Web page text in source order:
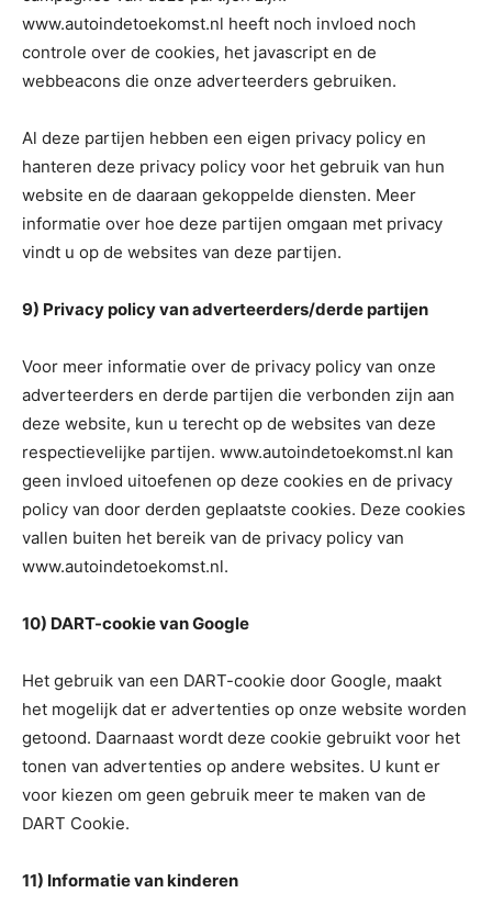
www.autoindetoekomst.nl heeft noch invloed noch
controle over de cookies, het javascript en de
webbeacons die onze adverteerders gebruiken.
Al deze partijen hebben een eigen privacy policy en
hanteren deze privacy policy voor het gebruik van hun
website en de daaraan gekoppelde diensten. Meer
informatie over hoe deze partijen omgaan met privacy
vindt u op de websites van deze partijen.
9) Privacy policy van adverteerders/derde partijen
Voor meer informatie over de privacy policy van onze
adverteerders en derde partijen die verbonden zijn aan
deze website, kun u terecht op de websites van deze
respectievelijke partijen. www.autoindetoekomst.nl kan
geen invloed uitoefenen op deze cookies en de privacy
policy van door derden geplaatste cookies. Deze cookies
vallen buiten het bereik van de privacy policy van
www.autoindetoekomst.nl.
10) DART-cookie van Google
Het gebruik van een DART-cookie door Google, maakt
het mogelijk dat er advertenties op onze website worden
getoond. Daarnaast wordt deze cookie gebruikt voor het
tonen van advertenties op andere websites. U kunt er
voor kiezen om geen gebruik meer te maken van de
DART Cookie.
11) Informatie van kinderen